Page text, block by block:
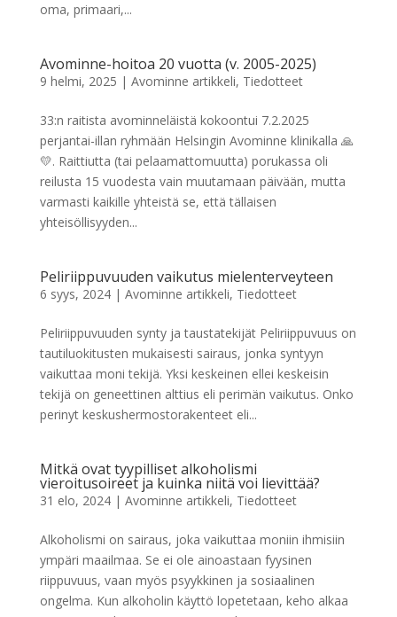
oma, primaari,...
Avominne-hoitoa 20 vuotta (v. 2005-2025)
9 helmi, 2025 | Avominne artikkeli, Tiedotteet
33:n raitista avominneläistä kokoontui 7.2.2025
perjantai-illan ryhmään Helsingin Avominne klinikalla 🙏
💛. Raittiutta (tai pelaamattomuutta) porukassa oli
reilusta 15 vuodesta vain muutamaan päivään, mutta
varmasti kaikille yhteistä se, että tällaisen
yhteisöllisyyden...
Peliriippuvuuden vaikutus mielenterveyteen
6 syys, 2024| Avominne artikkeli, Tiedotteet
Peliriippuvuuden synty ja taustatekijät Peliriippuvuus on
tautiluokitusten mukaisesti sairaus, jonka syntyyn
vaikuttaa moni tekijä. Yksi keskeinen ellei keskeisin
tekijä on geneettinen alttius eli perimän vaikutus. Onko
perinyt keskushermostorakenteet eli...
Mitkä ovat tyypilliset alkoholismi
vieroitusoireet ja kuinka niitä voi lievittää?
31 elo, 2024| Avominne artikkeli, Tiedotteet
Alkoholismi on sairaus, joka vaikuttaa moniin ihmisiin
ympäri maailmaa. Se ei ole ainoastaan fyysinen
riippuvuus, vaan myös psyykkinen ja sosiaalinen
ongelma. Kun alkoholin käyttö lopetetaan, keho alkaa